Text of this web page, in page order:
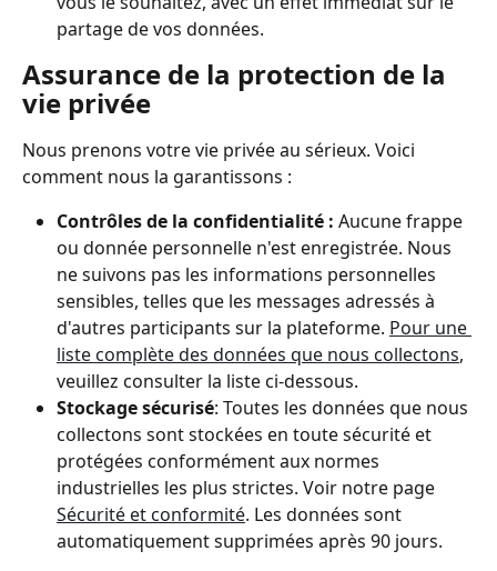
partage de vos données.
Assurance de la protection de la
vie privée
Nous prenons votre vie privée au sérieux. Voici
comment nous la garantissons :
Contrôles de la confidentialité : Aucune frappe
ou donnée personnelle n'est enregistrée. Nous
ne suivons pas les informations personnelles
sensibles, telles que les messages adressés à
d'autres participants sur la plateforme. Pour une
liste complète des données que nous collectons,
veuillez consulter la liste ci-dessous.
Stockage sécurisé: Toutes les données que nous
collectons sont stockées en toute sécurité et
protégées conformément aux normes
industrielles les plus strictes. Voir notre page
Sécurité et conformité. Les données sont
automatiquement supprimées après 90 jours.